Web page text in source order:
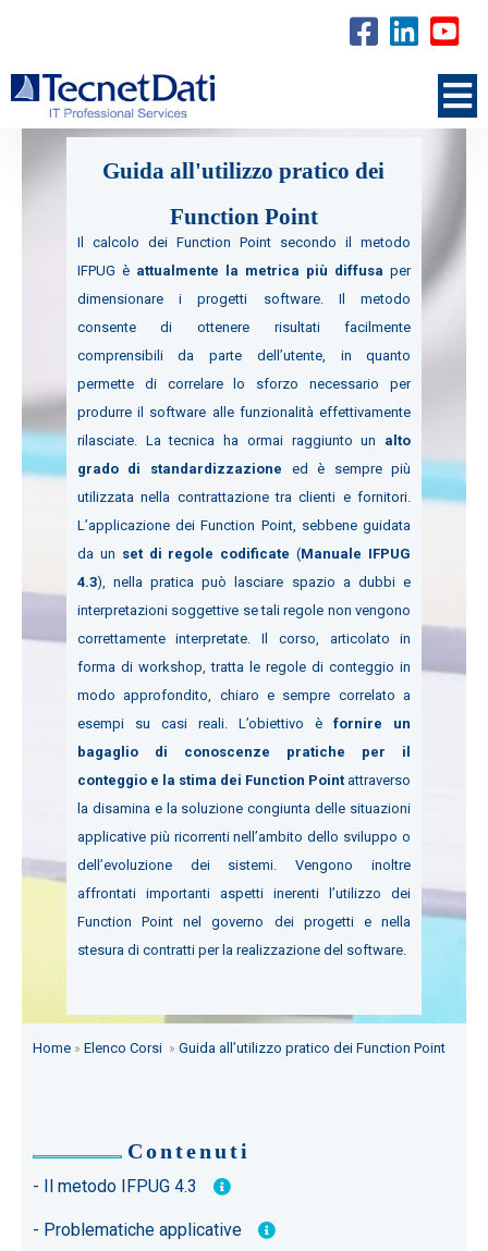
Guida all'utilizzo pratico dei
Function Point
Il calcolo dei Function Point secondo il metodo
IFPUG è attualmente la metrica più diffusa per
dimensionare i progetti software. Il metodo
consente di ottenere risultati facilmente
comprensibili da parte dell’utente, in quanto
permette di correlare lo sforzo necessario per
produrre il software alle funzionalità effettivamente
rilasciate. La tecnica ha ormai raggiunto un alto
grado di standardizzazione ed è sempre più
utilizzata nella contrattazione tra clienti e fornitori.
L’applicazione dei Function Point, sebbene guidata
da un set di regole codificate (Manuale IFPUG
4.3), nella pratica può lasciare spazio a dubbi e
interpretazioni soggettive se tali regole non vengono
correttamente interpretate. Il corso, articolato in
forma di workshop, tratta le regole di conteggio in
modo approfondito, chiaro e sempre correlato a
esempi su casi reali. L’obiettivo èfornire un
bagaglio di conoscenze pratiche per il
conteggio e la stima dei Function Point attraverso
la disamina e la soluzione congiunta delle situazioni
applicative più ricorrenti nell’ambito dello sviluppo o
dell’evoluzione dei sistemi. Vengono inoltre
affrontati importanti aspetti inerenti l’utilizzo dei
Function Point nel governo dei progetti e nella
stesura di contratti per la realizzazione del software.
Home » Elenco Corsi » Guida all’utilizzo pratico dei Function Point
Contenuti
- Il metodo IFPUG 4.3
- Problematiche applicative